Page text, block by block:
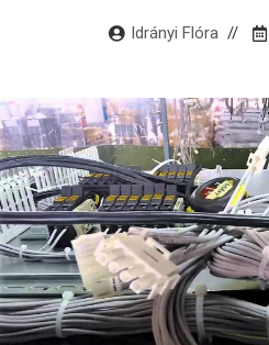
Idrányi Flóra